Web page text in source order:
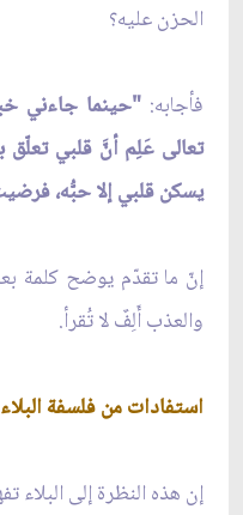
الحزن عليه؟
فأجابه: "حينما جاءني
تعالى عَلِم أنَّ قلبي
يسكن قلبي إلا حبُّه،
إنّ ما تقدّم يوضح كلمة
والعذب أَلِفٌ لا تُقرأ.
استفادات من فلسفة البلاء
إن هذه النظرة إلى البلاء